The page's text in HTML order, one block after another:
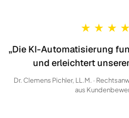
★ ★ ★ ★
„Die KI-Automatisierung
und erleichtert
Dr. Clemens Pichler, LL.M. ·
aus